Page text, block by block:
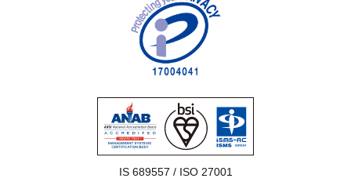
IS 689557 / ISO 27001